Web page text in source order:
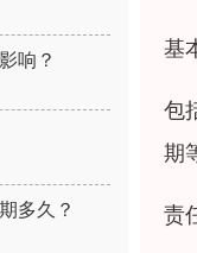
响？
多久？
基
包
期
责